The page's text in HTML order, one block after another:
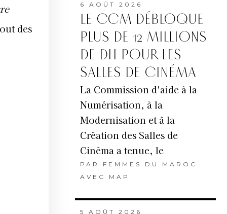
des
6 AOÛT 2026
LE CCM DÉBLOQUE
PLUS DE 12 MILLIONS
DE DH POUR LES
SALLES DE CINÉMA
La Commission d'aide à la
Numérisation, à la
Modernisation et à la
Création des Salles de
Cinéma a tenue, le
PAR FEMMES DU MAROC
AVEC MAP
5 AOÛT 2026